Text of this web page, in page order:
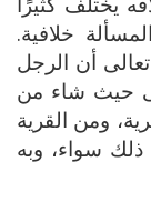
خلافية.
أن الرجل
حيث شاء من
ومن القرية
سواء، وبه